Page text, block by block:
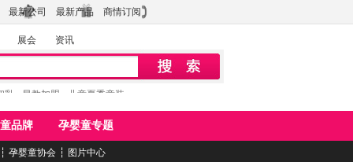
最新公司 最新产品 商情订阅
展会 资讯
乳 早教加盟 儿童夏季童装
品牌 孕婴童专题
┆ 孕婴童协会 ┆ 图片中心